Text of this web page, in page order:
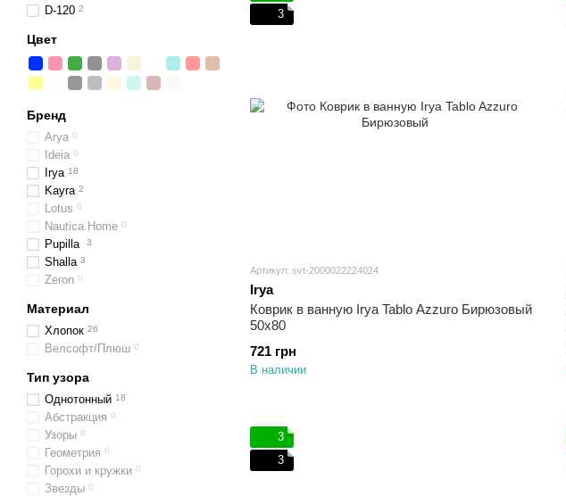
3
Артикул: svt-2000022224024
Irya
Коврик в ванную Irya Tablo Azzuro Бирюзовый
50х80
721 грн
В наличии
3
3
D-120 2
Цвет
Бренд
Arya 0
Ideia 0
Irya 18
Kayra 2
Lotus 0
Nautica Home 0
Pupilla 3
Shalla 3
Zeron 0
Материал
Хлопок 26
Велсофт/Плюш 0
Тип узора
Однотонный 18
Абстракция 0
Узоры 0
Геометрия 0
Горохи и кружки 0
Звезды 0